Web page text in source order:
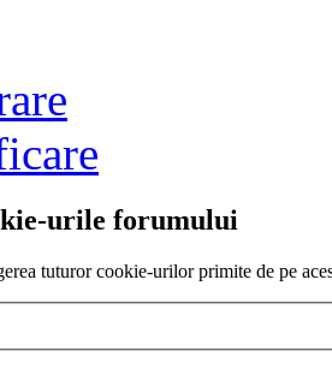
urile forumului
tuturor cookie-urilor primite de pe